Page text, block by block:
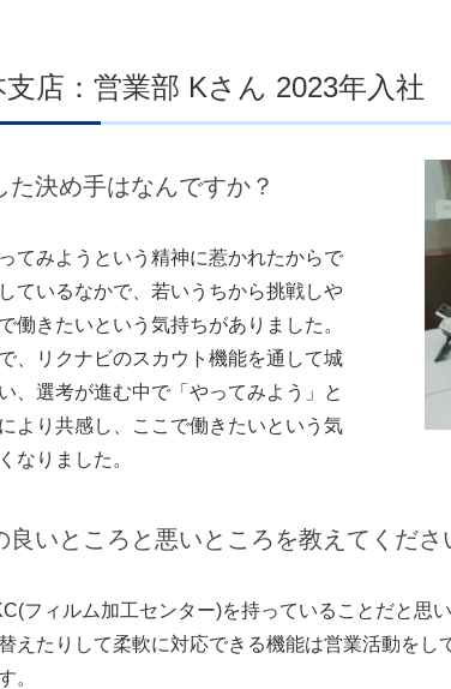
支店：営業部 Kさん 2023年入社
た決め手はなんですか？
てみようという精神に惹かれたからで
ているなかで、若いうちから挑戦しや
働きたいという気持ちがありました。
、リクナビのスカウト機能を通して城
、選考が進む中で「やってみよう」と
より共感し、ここで働きたいという気
なりました。
良いところと悪いところを教えてくださ
フィルム加工センター)を持っていることだと思
えたりして柔軟に対応できる機能は営業活動を
。